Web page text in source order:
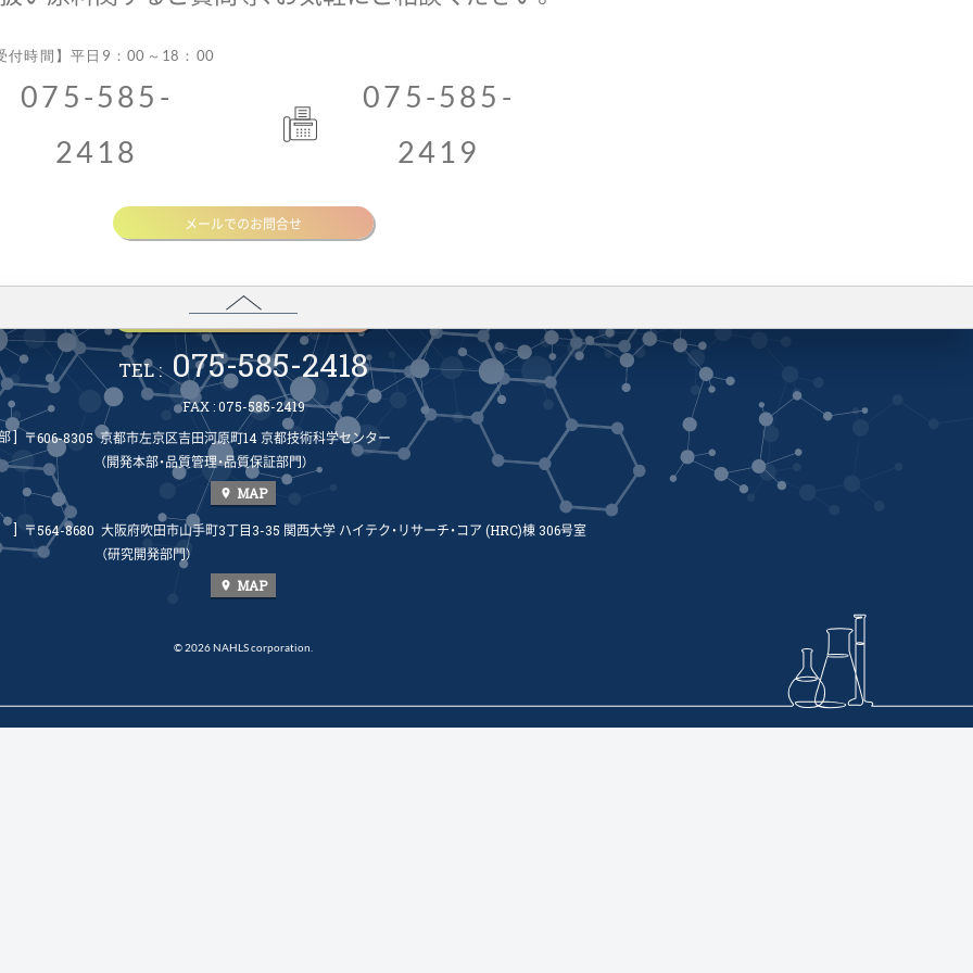
付時間】平日9：00～18：00
075-585-
2418
075-585-
2419
メールでのお問合せ
ナールスゲン について 受賞歴・メディア
メールでのお問合せ
TEL : 075-585-2418
FAX : 075-585-2419
] 〒606-8305 京都市左京区吉田河原町14 京都技術科学センター
（開発本部・品質管理・品質保証部門）
place MAP
] 〒564-8680 大阪府吹田市山手町3丁目3-35 関西大学 ハイテク・リサーチ・コア (HRC)棟 306号室
（研究開発部門）
place MAP
© 2026 NAHLS corporation.